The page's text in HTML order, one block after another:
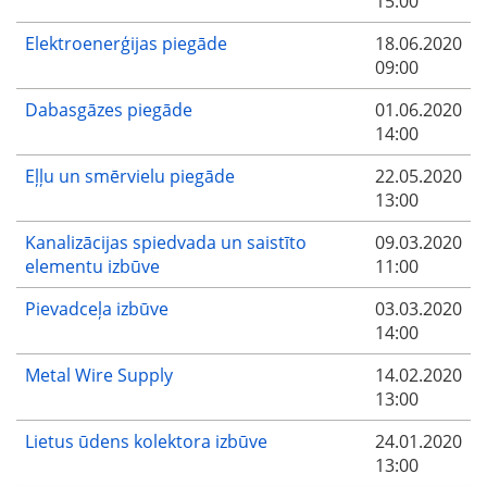
Elektroenerģijas piegāde
18.06.2020
09:00
Dabasgāzes piegāde
01.06.2020
14:00
Eļļu un smērvielu piegāde
22.05.2020
13:00
Kanalizācijas spiedvada un saistīto
elementu izbūve
09.03.2020
11:00
Pievadceļa izbūve
03.03.2020
14:00
Metal Wire Supply
14.02.2020
13:00
Lietus ūdens kolektora izbūve
24.01.2020
13:00